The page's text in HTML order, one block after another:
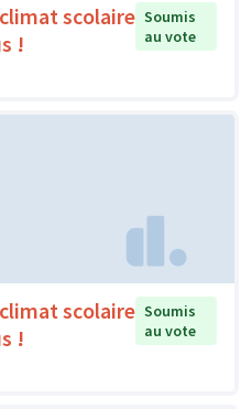
scolaire
!
Soumis
au vote
scolaire
!
Soumis
au vote